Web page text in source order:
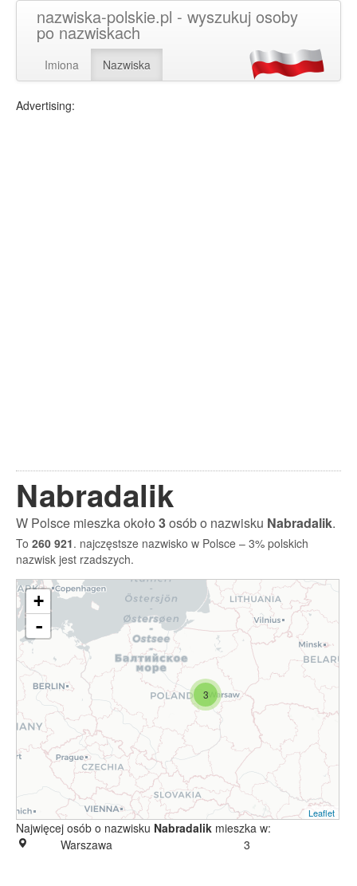
nazwiska-polskie.pl - wyszukuj osoby
po nazwiskach
Imiona Nazwiska
Advertising:
Nabradalik
W Polsce mieszka około3osób o nazwisku Nabradalik.
To 260 921. najczęstsze nazwisko w Polsce – 3% polskich
nazwisk jest rzadszych.
3
+
-
Leaflet
Najwięcej osób o nazwisku Nabradalik mieszka w:
Warszawa
3